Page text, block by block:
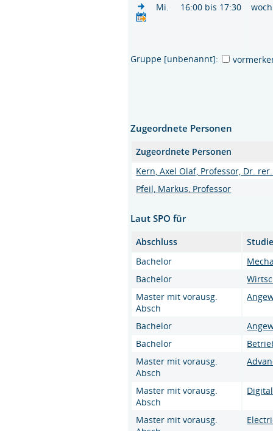
Mi. 16:00 bis 17:30 woch
Gruppe [unbenannt]:
Zugeordnete Personen
Zugeordnete Personen
Kern, Axel Olaf, Professor, Dr.
Pfeil, Markus, Professor
Laut SPO für
Abschluss
Bachelor
Bachelor
Master mit vorausg.
Absch
Bachelor
Bachelor
Master mit vorausg.
Absch
Master mit vorausg.
Absch
Master mit vorausg.